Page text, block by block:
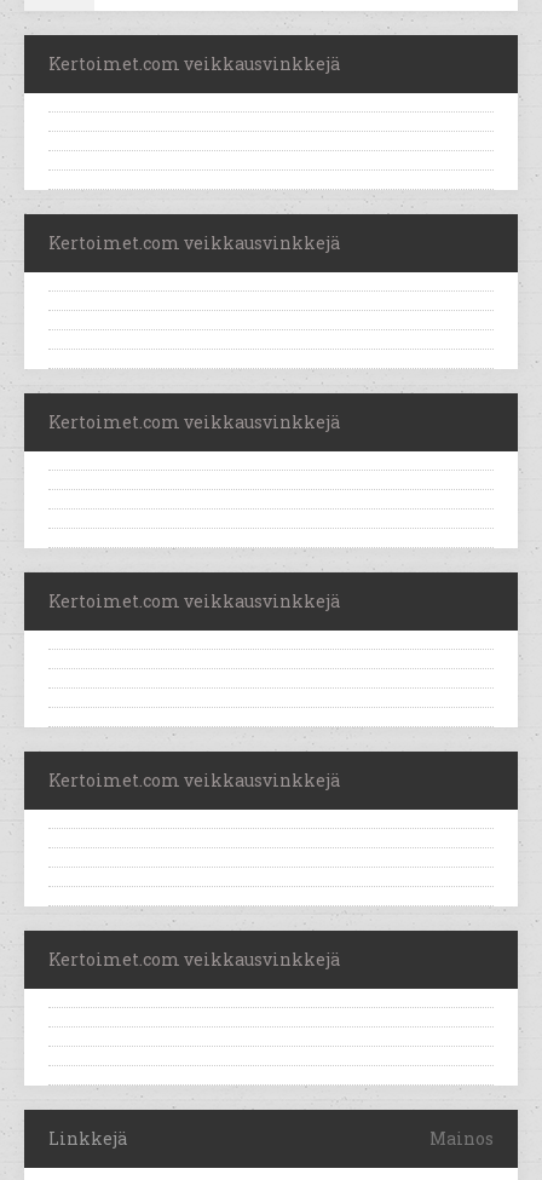
Kertoimet.com veikkausvinkkejä
Kertoimet.com veikkausvinkkejä
Kertoimet.com veikkausvinkkejä
Kertoimet.com veikkausvinkkejä
Kertoimet.com veikkausvinkkejä
Kertoimet.com veikkausvinkkejä
Linkkejä Mainos